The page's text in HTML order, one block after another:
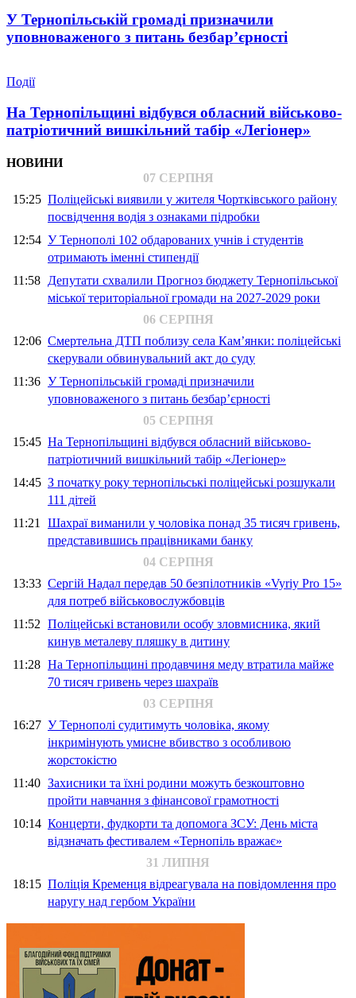
У Тернопільській громаді призначили
уповноваженого з питань безбар’єрності
Події
На Тернопільщині відбувся обласний військово-
патріотичний вишкільний табір «Легіонер»
НОВИНИ
07 СЕРПНЯ
15:25 Поліцейські виявили у жителя Чортківського району
посвідчення водія з ознаками підробки
12:54 У Тернополі 102 обдарованих учнів і студентів
отримають іменні стипендії
11:58 Депутати схвалили Прогноз бюджету Тернопільської
міської територіальної громади на 2027-2029 роки
06 СЕРПНЯ
12:06 Смертельна ДТП поблизу села Кам’янки: поліцейські
скерували обвинувальний акт до суду
11:36 У Тернопільській громаді призначили
уповноваженого з питань безбар’єрності
05 СЕРПНЯ
15:45 На Тернопільщині відбувся обласний військово-
патріотичний вишкільний табір «Легіонер»
14:45 З початку року тернопільські поліцейські розшукали
111 дітей
11:21 Шахраї виманили у чоловіка понад 35 тисяч гривень,
представившись працівниками банку
04 СЕРПНЯ
13:33 Сергій Надал передав 50 безпілотників «Vyriy Pro 15»
для потреб військовослужбовців
11:52 Поліцейські встановили особу зловмисника, який
кинув металеву пляшку в дитину
11:28 На Тернопільщині продавчиня меду втратила майже
70 тисяч гривень через шахраїв
03 СЕРПНЯ
16:27 У Тернополі судитимуть чоловіка, якому
інкримінують умисне вбивство з особливою
жорстокістю
11:40 Захисники та їхні родини можуть безкоштовно
пройти навчання з фінансової грамотності
10:14 Концерти, фудкорти та допомога ЗСУ: День міста
відзначать фестивалем «Тернопіль вражає»
31 ЛИПНЯ
18:15 Поліція Кременця відреагувала на повідомлення про
наругу над гербом України